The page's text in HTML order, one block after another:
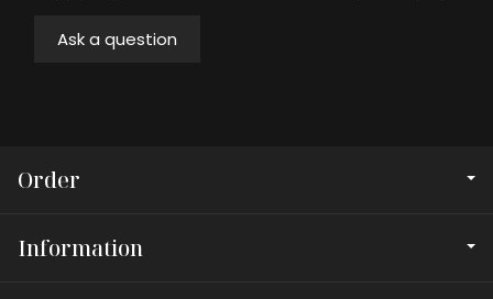
Ask a question
Order
Information